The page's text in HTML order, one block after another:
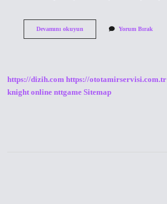
Devamını okuyunKomedi
Yorum Bırak
https://dizih.com https://ototamirservisi.com.tr
knight online nttgame Sitemap